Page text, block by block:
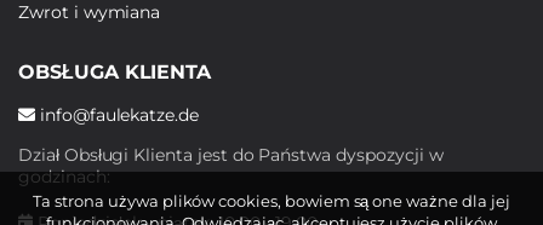
Zwrot i wymiana
OBSŁUGA KLIENTA
info@faulekatze.de
Dział Obsługi Klienta jest do Państwa dyspozycji w
godzinach:
Ta strona używa plików cookies, bowiem są one ważne dla jej